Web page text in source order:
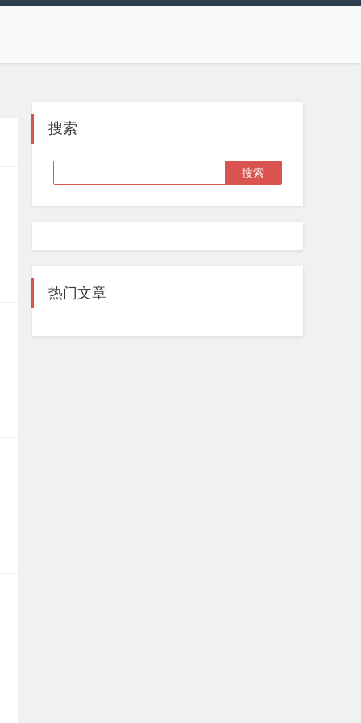
搜索
热门文章